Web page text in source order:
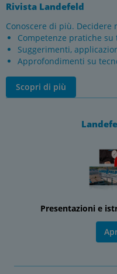
Rivista Landefeld
Conoscere di più. Decidere
Competenze pratiche
Suggerimenti,
Approfondimenti su
Scopri di più
Presentazioni e